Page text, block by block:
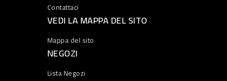
Contattaci
VEDI LA MAPPA DEL SITO
Mappa del sito
NEGOZI
Lista Negozi